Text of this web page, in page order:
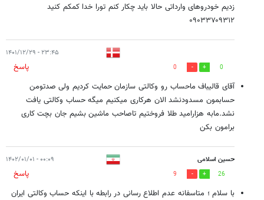
زدیم خودروهای وارداتی حالا باید چکار کنم تورا خدا کمکم کنید
۰۹۰۳۳۷۰۹۳۱۲
۲۳:۴۵ - ۱۴۰۱/۱۲/۲۹
0
0
پاسخ
آقای قالیباف ماحساب رو وکالتی سازمان حمایت کردیم ولی صدتومن
حسابمون مسدودنشد الان هرکاری میکنیم میگه حساب وکالتی یافت
نشد.مابه هزارامید طلا فروختیم تاصاحب ماشین بشیم جان بچت کاری
برامون بکن
حسین اسلامی ۰۰:۰۹ - ۱۴۰۲/۰۱/۰۱
26
9
پاسخ
با سلام ؛ متاسفانه عدم اطلاع رسانی در رابطه با اینکه حساب وکالتی ایران